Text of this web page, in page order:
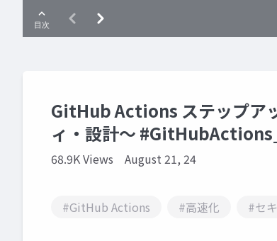
GitHub Actions ステップア
ィ・設計〜
68.9K Views August 21, 24
#GitHub Actions #高速化 #セ